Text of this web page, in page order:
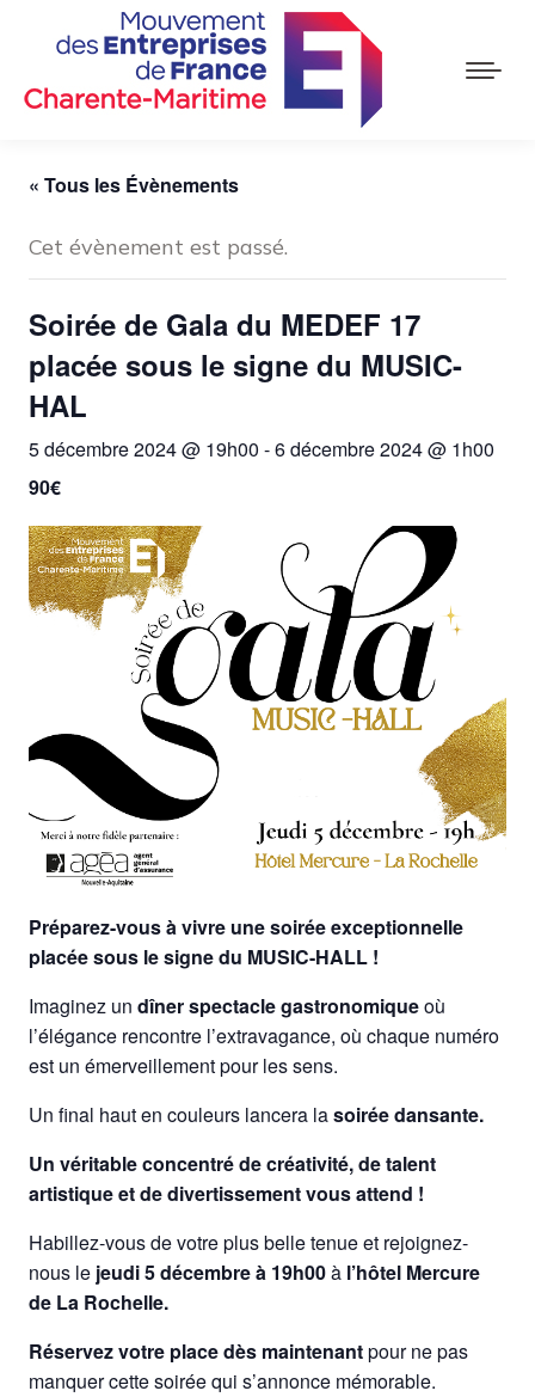
« Tous les Évènements
Cet évènement est passé.
Soirée de Gala du MEDEF 17
placée sous le signe du MUSIC-
HAL
5 décembre 2024 @ 19h00 -6 décembre 2024 @ 1h00
90€
Préparez-vous à vivre une soirée exceptionnelle
placée sous le signe du MUSIC-HALL !
Imaginez un dîner spectacle gastronomiqueoù
l’élégance rencontre l’extravagance, où chaque numéro
est un émerveillement pour les sens.
Un final haut en couleurs lancera lasoirée dansante.
Un véritable concentré de créativité, de talent
artistique et de divertissement vous attend !
Habillez-vous de votre plus belle tenue et rejoignez-
nous le jeudi 5 décembre à 19h00à l’hôtel Mercure
de La Rochelle.
Réservez votre place dès maintenantpour ne pas
manquer cette soirée qui s’annonce mémorable.